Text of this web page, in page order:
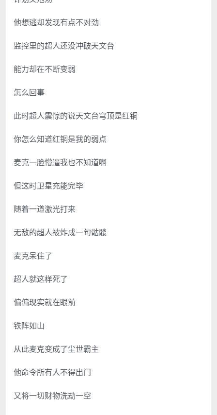
他想逃却发现有点不对劲
监控里的超人还没冲破天文台
能力却在不断变弱
怎么回事
此时超人震惊的说天文台穹顶是红铜
你怎么知道红铜是我的弱点
麦克一脸懵逼我也不知道啊
但这时卫星充能完毕
随着一道激光打来
无敌的超人被炸成一句骷髅
麦克呆住了
超人就这样死了
偏偏现实就在眼前
铁阵如山
从此麦克变成了尘世霸主
他命令所有人不得出门
又将一切财物洗劫一空